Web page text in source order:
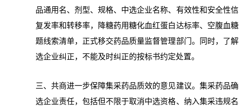
品通用名、剂型、规格、中选企业名称、有效性和安全性
复发率和转移率，降糖药用糖化血红蛋白达标率、空腹血
题线索清单，正式移交药品质量监督管理部门。同时，了
选企业纠正，不能及时纠正的按标书约定处置。
三、共商进一步保障集采药品质效的意见建议。集采药品
选企业责任，包括但不限于取消中选资格、纳入集采违规